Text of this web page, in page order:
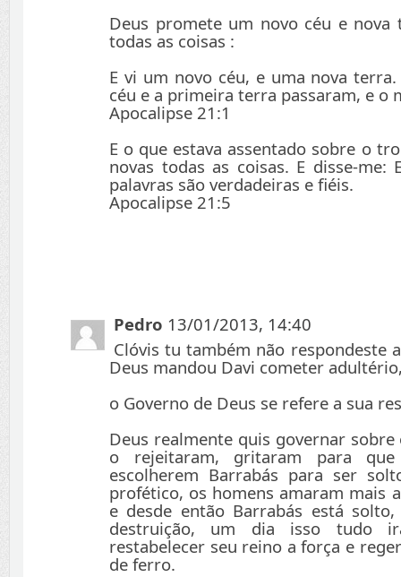
Deus promete um novo céu e
todas as coisas :
E vi um novo céu, e uma nova
céu e a primeira terra passaram, e o
Apocalipse 21:1
E o que estava assentado sobre o
novas todas as coisas. E disse-me:
palavras são verdadeiras e fiéis.
Apocalipse 21:5
Pedro 13/01/2013, 14:40
Clóvis tu também não respondeste
Deus mandou Davi cometer
o Governo de Deus se refere a sua
Deus realmente quis governar sobre
o rejeitaram, gritaram para
escolherem Barrabás para ser
profético, os homens amaram mais
e desde então Barrabás está
destruição, um dia isso tudo
restabelecer seu reino a força e
de ferro.